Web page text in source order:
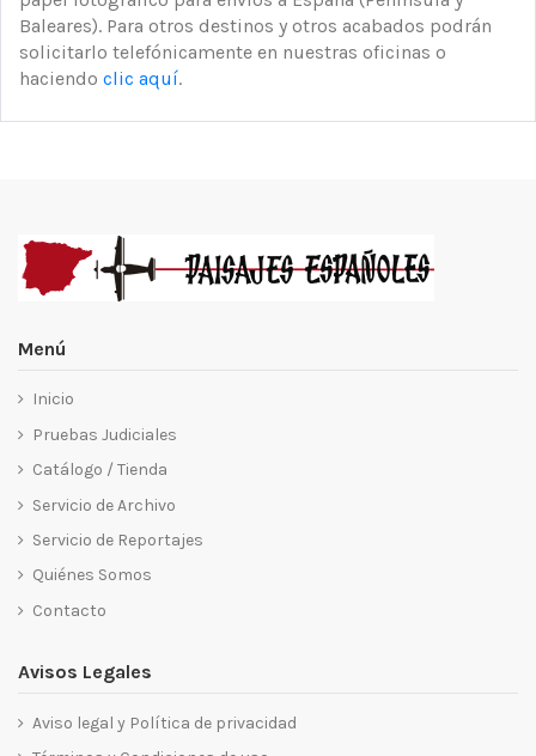
Baleares). Para otros destinos y otros acabados podrán
solicitarlo telefónicamente en nuestras oficinas o
haciendo clic aquí.
Menú
Inicio
Pruebas Judiciales
Catálogo / Tienda
Servicio de Archivo
Servicio de Reportajes
Quiénes Somos
Contacto
Avisos Legales
Aviso legal y Política de privacidad